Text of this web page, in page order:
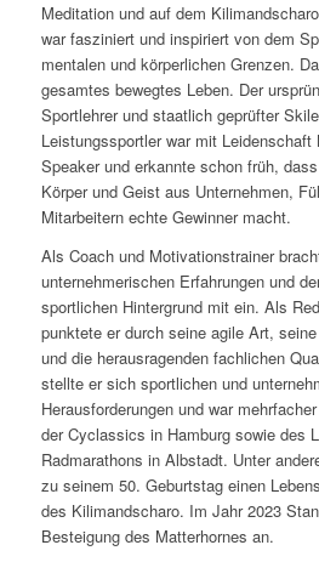
Meditation und auf dem
war fasziniert und inspiriert von dem
mentalen und körperlichen Grenzen.
gesamtes bewegtes Leben. Der
Sportlehrer und staatlich geprüfter
Leistungssportler war mit Leidenschaft
Speaker und erkannte schon früh,
Körper und Geist aus Unternehmen,
Mitarbeitern echte Gewinner macht.
Als Coach und Motivationstrainer
unternehmerischen Erfahrungen und
sportlichen Hintergrund mit ein. Als
punktete er durch seine agile Art,
und die herausragenden fachlichen
stellte er sich sportlichen und
Herausforderungen und war
der Cyclassics in Hamburg sowie des
Radmarathons in Albstadt. Unter
zu seinem 50. Geburtstag einen
des Kilimandscharo. Im Jahr 2023
Besteigung des Matterhornes an.